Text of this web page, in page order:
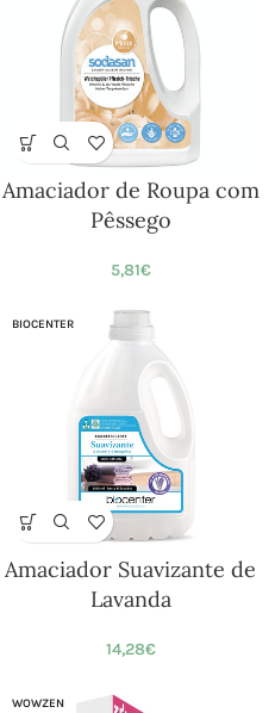
Amaciador de Roupa com
Pêssego
5,81€
BIOCENTER
Amaciador Suavizante de
Lavanda
14,28€
WOWZEN